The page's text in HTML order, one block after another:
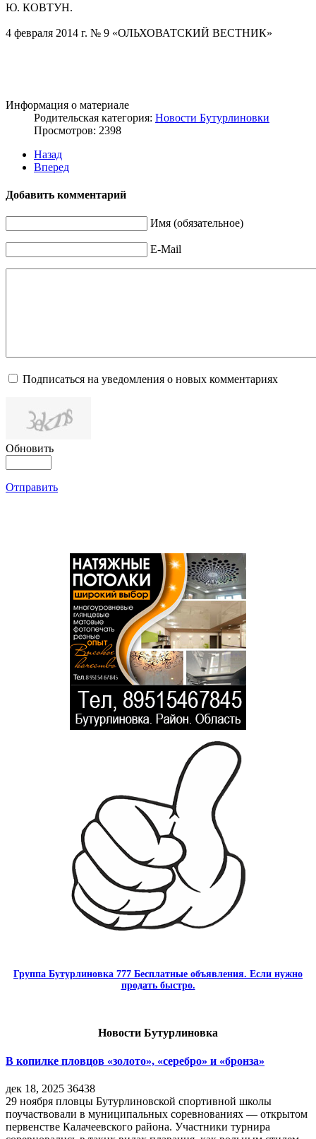
Ю. КОВТУН.
4 февраля 2014 г. № 9 «ОЛЬХОВАТСКИЙ ВЕСТНИК»
Информация о материале
Родительская категория: Новости Бутурлиновки
Просмотров: 2398
Назад
Вперед
Добавить комментарий
Имя (обязательное)
E-Mail
Подписаться на уведомления о новых комментариях
Обновить
Отправить
Группа Бутурлиновка 777 Бесплатные объявления. Если нужно
продать быстро.
Новости Бутурлиновка
В копилке пловцов «золото», «серебро» и «бронза»
дек 18, 2025 36438
29 ноября пловцы Бутурлиновской спортивной школы
поучаствовали в муниципальных соревнованиях — открытом
первенстве Калачеевского района. Участники турнира